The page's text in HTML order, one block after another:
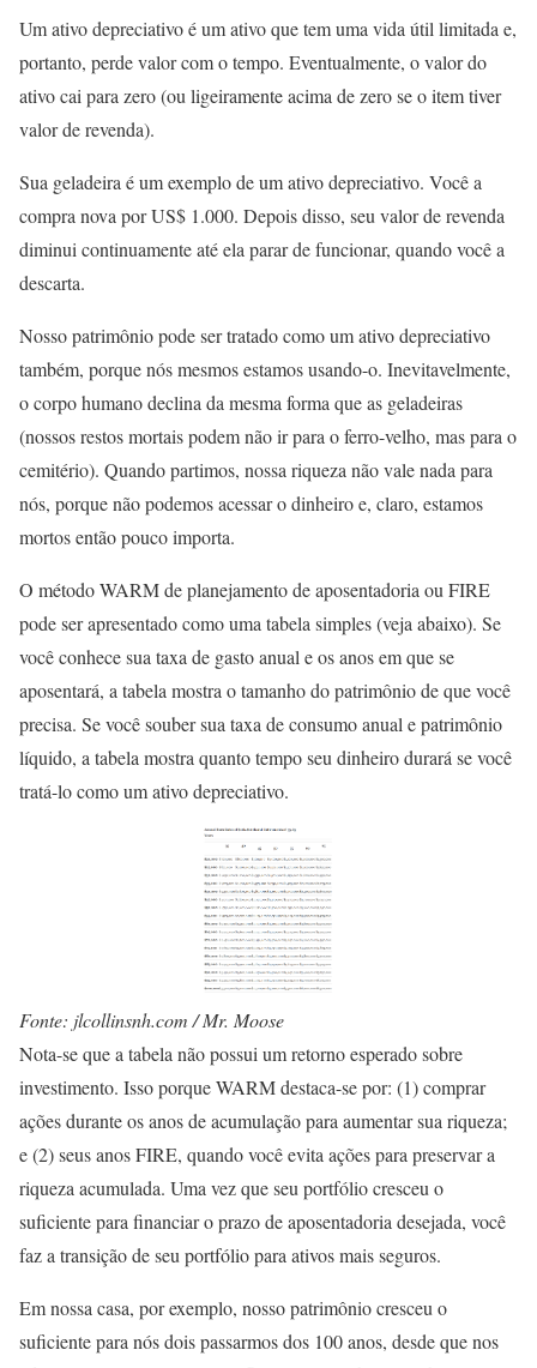
Um ativo depreciativo é um ativo que tem uma vida útil limitada e,
portanto, perde valor com o tempo. Eventualmente, o valor do
ativo cai para zero (ou ligeiramente acima de zero se o item tiver
valor de revenda).
Sua geladeira é um exemplo de um ativo depreciativo. Você a
compra nova por US$ 1.000. Depois disso, seu valor de revenda
diminui continuamente até ela parar de funcionar, quando você a
descarta.
Nosso patrimônio pode ser tratado como um ativo depreciativo
também, porque nós mesmos estamos usando-o. Inevitavelmente,
o corpo humano declina da mesma forma que as geladeiras
(nossos restos mortais podem não ir para o ferro-velho, mas para o
cemitério). Quando partimos, nossa riqueza não vale nada para
nós, porque não podemos acessar o dinheiro e, claro, estamos
mortos então pouco importa.
O método WARM de planejamento de aposentadoria ou FIRE
pode ser apresentado como uma tabela simples (veja abaixo). Se
você conhece sua taxa de gasto anual e os anos em que se
aposentará, a tabela mostra o tamanho do patrimônio de que você
precisa. Se você souber sua taxa de consumo anual e patrimônio
líquido, a tabela mostra quanto tempo seu dinheiro durará se você
tratá-lo como um ativo depreciativo.
Fonte: jlcollinsnh.com / Mr. Moose
Nota-se que a tabela não possui um retorno esperado sobre
investimento. Isso porque WARM destaca-se por: (1) comprar
ações durante os anos de acumulação para aumentar sua riqueza;
e (2) seus anos FIRE, quando você evita ações para preservar a
riqueza acumulada. Uma vez que seu portfólio cresceu o
suficiente para financiar o prazo de aposentadoria desejada, você
faz a transição de seu portfólio para ativos mais seguros.
Em nossa casa, por exemplo, nosso patrimônio cresceu o
suficiente para nós dois passarmos dos 100 anos, desde que nos